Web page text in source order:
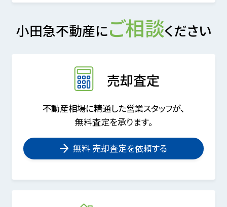
小田急不動産にご相談ください
売却査定
不動産相場に精通した営業スタッフが、
無料査定を承ります。
無料 売却査定を依頼する